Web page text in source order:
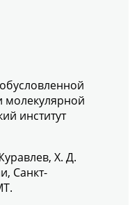
молекулярной
институт
Х. Д.
Санкт-